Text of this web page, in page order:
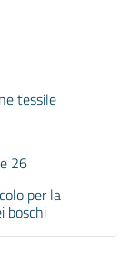
tessile
26
per la
boschi